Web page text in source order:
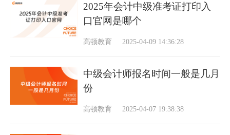
2025年会计中级准考证打印入
口官网是哪个
高顿教育 2025-04-09 14:36:28
中级会计师报名时间一般是几月
份
高顿教育 2025-04-07 19:38:38